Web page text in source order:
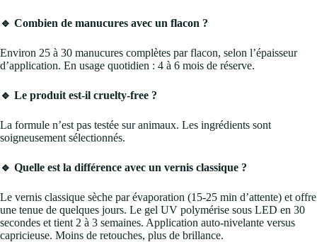
🔹 Combien de manucures avec un flacon ?
Environ 25 à 30 manucures complètes par flacon, selon l’épaisseur
d’application. En usage quotidien : 4 à 6 mois de réserve.
🔹 Le produit est-il cruelty-free ?
La formule n’est pas testée sur animaux. Les ingrédients sont
soigneusement sélectionnés.
🔹 Quelle est la différence avec un vernis classique ?
Le vernis classique sèche par évaporation (15-25 min d’attente) et offre
une tenue de quelques jours. Le gel UV polymérise sous LED en 30
secondes et tient 2 à 3 semaines. Application auto-nivelante versus
capricieuse. Moins de retouches, plus de brillance.